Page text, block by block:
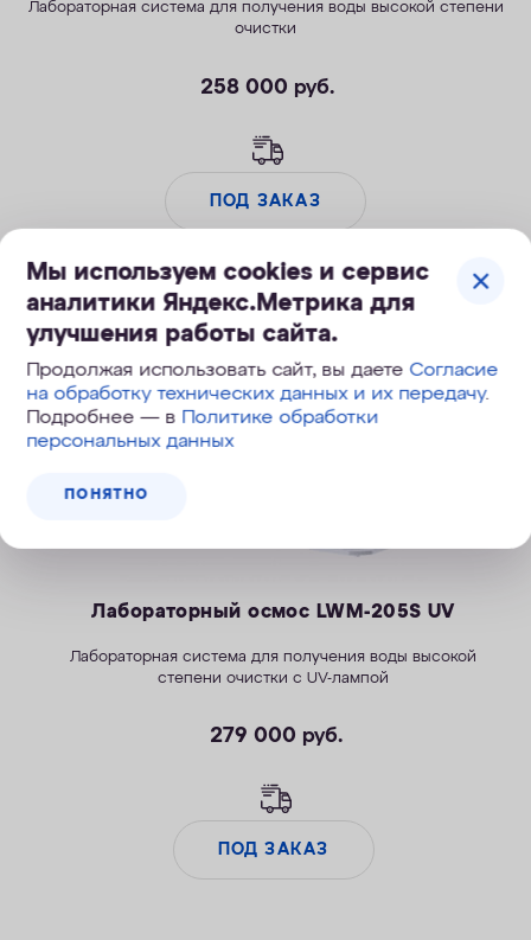
Лабораторная система для получения воды высокой степени
очистки
258 000 руб.
ПОД ЗАКАЗ
Лабораторный осмос LWM-205S UV
Лабораторная система для получения воды высокой
степени очистки с UV-лампой
279 000 руб.
ПОД ЗАКАЗ
Мы используем cookies и сервис
аналитики Яндекс.Метрика для
улучшения работы сайта.
Продолжая использовать сайт, вы даетеСогласие
на обработку технических данных и их передачу.
Подробнее — в Политике обработки
персональных данных
ПОНЯТНО